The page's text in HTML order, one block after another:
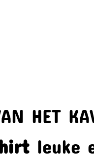
HET
leuke